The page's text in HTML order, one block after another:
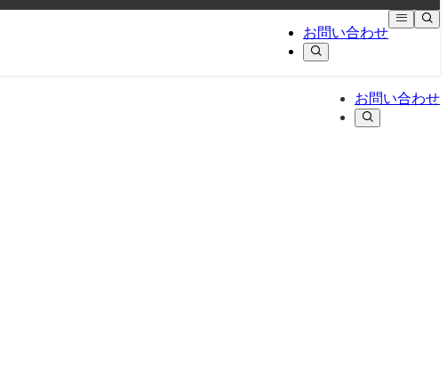
お問い合わせ
お問い合わせ